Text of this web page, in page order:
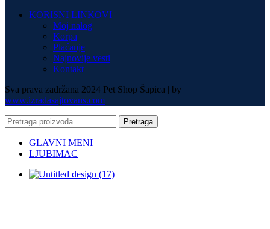
KORISNI LINKOVI
Moj nalog
Korpa
Plaćanje
Najnovije vesti
Kontakt
Sva prava zadržana 2024 Pet Shop Šapica | by
www.izradasajtovans.com
Pretraga
GLAVNI MENI
LJUBIMAC